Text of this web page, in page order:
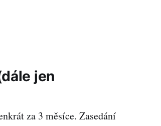
jen
za 3 měsíce. Zasedání